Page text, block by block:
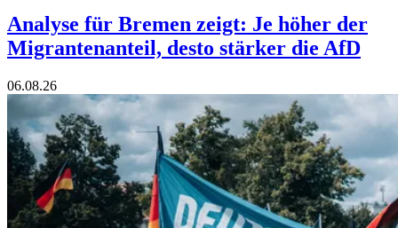
Analyse für Bremen zeigt: Je höher der
Migrantenanteil, desto stärker die AfD
06.08.26